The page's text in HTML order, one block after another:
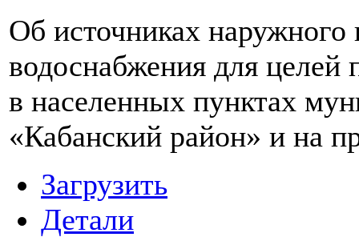
Об источниках наружного
водоснабжения для
в населенных пунктах
«Кабанский район» и на
Загрузить
Детали